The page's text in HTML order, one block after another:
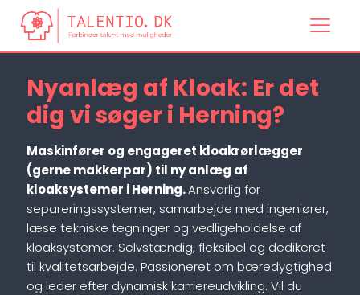
Nyanlæg af Kloak: Er det
dig vi søger i Herning?
Maskinfører og engageret kloakrørlægger
(gerne makkerpar) til ny anlæg af
kloaksystemer i Herning.Ansvarlig for
separeringssystemer, samarbejde med ingeniører,
læse tekniske tegninger og vedligeholdelse af
kloaksystemer. Selvstændig, fleksibel og dedikeret
til kvalitetsarbejde. Passioneret om bæredygtighed
og leder efter dynamisk karriereudvikling. Vil du